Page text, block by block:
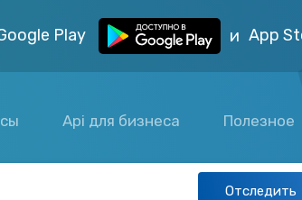
Play и App
Api для бизнеса Полезное
Отследить